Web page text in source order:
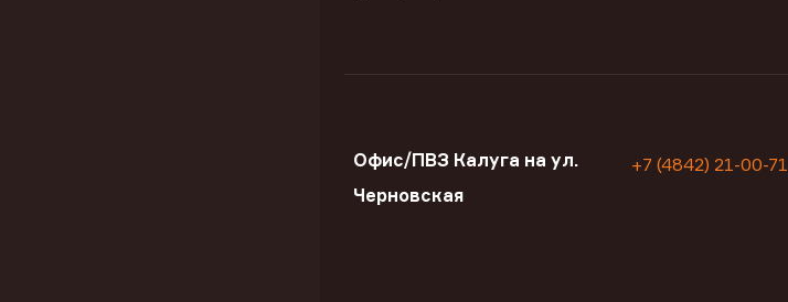
Офис/ПВЗ Калуга на ул.
Черновская
+7 (4842) 21-00-71